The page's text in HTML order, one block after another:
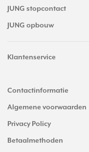
JUNG stopcontact
JUNG opbouw
Klantenservice
Contactinformatie
Algemene voorwaarden
Privacy Policy
Betaalmethoden